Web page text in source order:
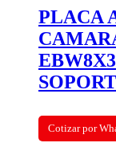
PLACA
Cotizar por